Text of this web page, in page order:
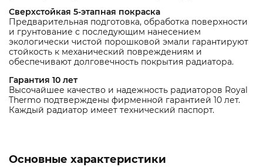
Сверхстойкая 5-этапная покраска
Предварительная подготовка, обработка поверхности
и грунтование с последующим нанесением
экологически чистой порошковой эмали гарантируют
стойкость к механический повреждениям и
обеспечивают долговечность покрытия радиатора.
Гарантия 10 лет
Высочайшее качество и надежность радиаторов Royal
Thermo подтверждены фирменной гарантией 10 лет.
Каждый радиатор имеет технический паспорт.
Основные характеристики